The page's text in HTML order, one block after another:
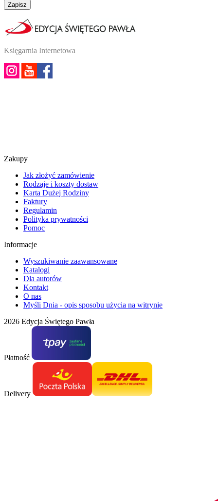
Zapisz
Księgarnia Internetowa
Zakupy
Jak złożyć zamówienie
Rodzaje i koszty dostaw
Karta Dużej Rodziny
Faktury
Regulamin
Polityka prywatności
Pomoc
Informacje
Wyszukiwanie zaawansowane
Katalogi
Dla autorów
Kontakt
O nas
Myśli Dnia - opis sposobu użycia na witrynie
2026 Edycja Świętego Pawła
Płatność
Delivery